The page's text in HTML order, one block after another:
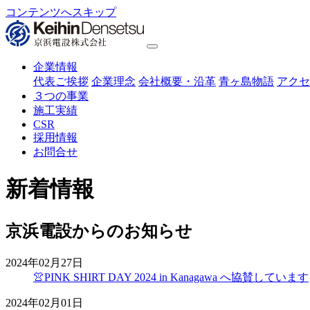
コンテンツへスキップ
企業情報
代表ご挨拶 企業理念 会社概要・沿革 青ヶ島物語 アク
３つの事業
施工実績
CSR
採用情報
お問合せ
新着情報
京浜電設からのお知らせ
2024年02月27日
👚PINK SHIRT DAY 2024 in Kanagawa へ協賛しています
2024年02月01日